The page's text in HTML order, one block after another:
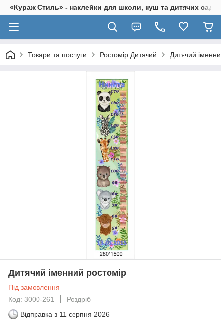
«Кураж Стиль» - наклейки для школи, нуш та дитячих
Товари та послуги Ростомір Дитячий Дитячий
Дитячий іменний ростомір
Під замовлення
Код: 3000-261
Роздріб
Відправка з 11 серпня 2026